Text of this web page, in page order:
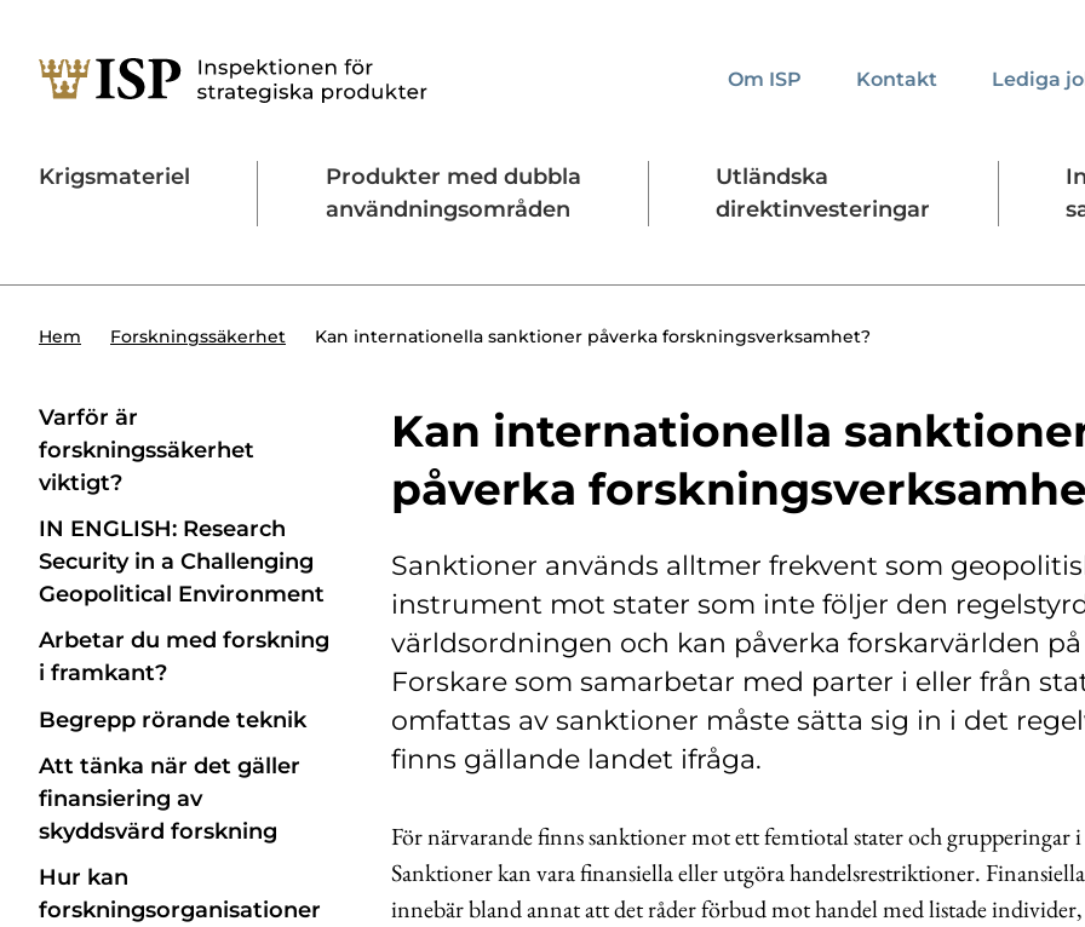
Utländska direktinvesteringar Kontakta oss Presskontakt Forskningssäkerhet
Om ISP Kontakt Lediga
Krigsmateriel
Produkter med dubbla
användningsområden
Utländska
direktinvesteringar
Hem Forskningssäkerhet Kan internationella sanktioner påverka forskningsverksamhet?
Varför är
forskningssäkerhet
viktigt?
IN ENGLISH: Research
Security in a Challenging
Geopolitical Environment
Arbetar du med forskning
i framkant?
Begrepp rörande teknik
Att tänka när det gäller
finansiering av
skyddsvärd forskning
Hur kan
forskningsorganisationer
Kan internationella
påverka
Sanktioner används alltmer frekvent som
instrument mot stater som inte följer den
världsordningen och kan påverka forskarvärlden på
Forskare som samarbetar med parter i eller från
omfattas av sanktioner måste sätta sig in i det
finns gällande landet ifråga.
För närvarande finns sanktioner mot ett femtiotal stater och grupperingar
Sanktioner kan vara finansiella eller utgöra handelsrestriktioner.
innebär bland annat att det råder förbud mot handel med listade